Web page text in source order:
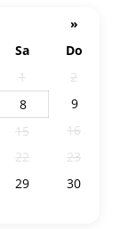
»
Sa
Do
1
2
8
9
15
16
22
23
29
30